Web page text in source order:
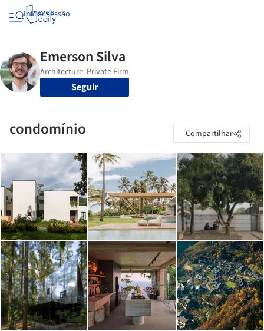
Iniciar sessão
Seguir
condomínio Compartilhar